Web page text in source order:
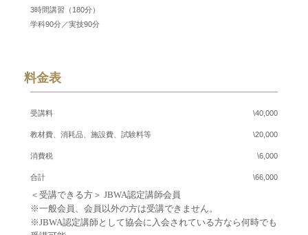
3時間講習（180分）
学科90分／実技90分
料金表
受講料 \40,000
教材費、消耗品、施設費、試験料等 \20,000
消費税 \6,000
合計 \66,000
＜受講できる方＞ JBWA認定講師会員
※一般会員、会員以外の方は受講できません。
※JBWA認定講師として協会に入会されている方なら何時でも